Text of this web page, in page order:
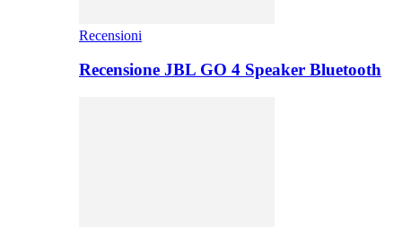
Recensioni
Recensione JBL GO 4 Speaker Bluetooth